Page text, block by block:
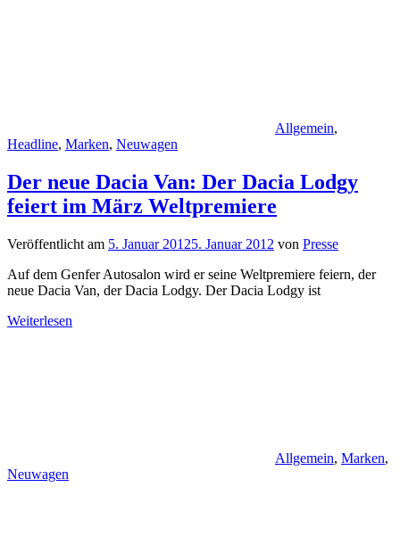
Allgemein,
Headline, Marken, Neuwagen
Der neue Dacia Van: Der Dacia Lodgy
feiert im März Weltpremiere
Veröffentlicht am 5. Januar 20125. Januar 2012 von Presse
Auf dem Genfer Autosalon wird er seine Weltpremiere feiern, der
neue Dacia Van, der Dacia Lodgy. Der Dacia Lodgy ist
Weiterlesen
Allgemein, Marken,
Neuwagen